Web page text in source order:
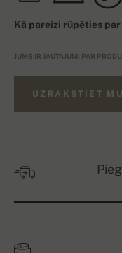
Kā pareizi rūpēties
JUMS IR JAUTĀJUMI PAR
UZRAKSTIET